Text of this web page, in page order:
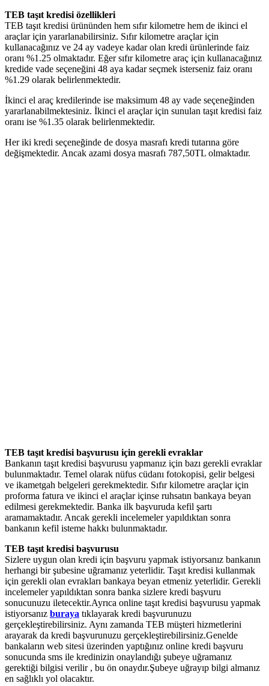
TEB taşıt kredisi özellikleri
TEB taşıt kredisi ürününden hem sıfır kilometre hem de ikinci el
araçlar için yararlanabilirsiniz. Sıfır kilometre araçlar için
kullanacağınız ve 24 ay vadeye kadar olan kredi ürünlerinde faiz
oranı %1.25 olmaktadır. Eğer sıfır kilometre araç için kullanacağınız
kredide vade seçeneğini 48 aya kadar seçmek isterseniz faiz oranı
%1.29 olarak belirlenmektedir.
İkinci el araç kredilerinde ise maksimum 48 ay vade seçeneğinden
yararlanabilmektesiniz. İkinci el araçlar için sunulan taşıt kredisi faiz
oranı ise %1.35 olarak belirlenmektedir.
Her iki kredi seçeneğinde de dosya masrafı kredi tutarına göre
değişmektedir. Ancak azami dosya masrafı 787,50TL olmaktadır.
TEB taşıt kredisi başvurusu için gerekli evraklar
Bankanın taşıt kredisi başvurusu yapmanız için bazı gerekli evraklar
bulunmaktadır. Temel olarak nüfus cüdanı fotokopisi, gelir belgesi
ve ikametgah belgeleri gerekmektedir. Sıfır kilometre araçlar için
proforma fatura ve ikinci el araçlar içinse ruhsatın bankaya beyan
edilmesi gerekmektedir. Banka ilk başvuruda kefil şartı
aramamaktadır. Ancak gerekli incelemeler yapıldıktan sonra
bankanın kefil isteme hakkı bulunmaktadır.
TEB taşıt kredisi başvurusu
Sizlere uygun olan kredi için başvuru yapmak istiyorsanız bankanın
herhangi bir şubesine uğramanız yeterlidir. Taşıt kredisi kullanmak
için gerekli olan evrakları bankaya beyan etmeniz yeterlidir. Gerekli
incelemeler yapıldıktan sonra banka sizlere kredi başvuru
sonucunuzu iletecektir.Ayrıca online taşıt kredisi başvurusu yapmak
istiyorsanız buraya tıklayarak kredi başvurunuzu
gerçekleştirebilirsiniz. Aynı zamanda TEB müşteri hizmetlerini
arayarak da kredi başvurunuzu gerçekleştirebilirsiniz.Genelde
bankaların web sitesi üzerinden yaptığınız online kredi başvuru
sonucunda sms ile kredinizin onaylandığı şubeye uğramanız
gerektiği bilgisi verilir , bu ön onaydır.Şubeye uğrayıp bilgi almanız
en sağlıklı yol olacaktır.